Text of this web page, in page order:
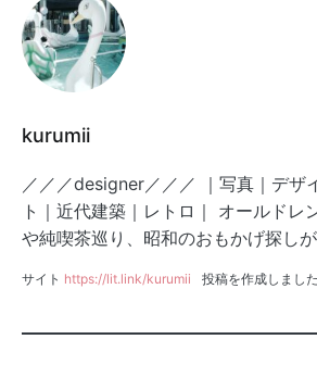
kurumii
／／／designer／／／ ｜写真｜デザ
ト｜近代建築｜レトロ｜ オールドレ
や純喫茶巡り、昭和のおもかげ探しが
サイト https://lit.link/kurumii 投稿を作成しました